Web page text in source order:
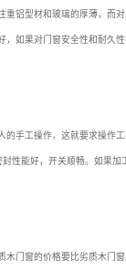
铝型材和玻璃的厚薄，而
如果对门窗安全性和耐久
手工操作，这就要求操作
性能好，开关顺畅。如果
木门窗的价格要比劣质木门